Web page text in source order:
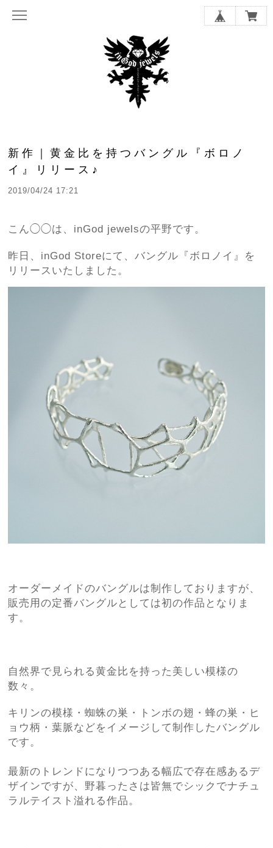
新作｜黄金比を持つバングル『ボロノ
イ』リリース♪
2019/04/24 17:21
こん◯◯は、inGod jewelsの平野です。
昨日、inGod Storeにて、バングル『ボロノイ』を
リリースいたしました。
オーダーメイドのバングルは制作しておりますが、
販売用の定番バングルとしては初の作品となりま
す。
自然界で見られる黄金比を持った美しい模様の
数々。
キリンの模様・蜘蛛の巣・トンボの翅・蜂の巣・ヒ
ョウ柄・葉脈などをイメージして制作したバングル
です。
最新のトレンドになりつつある幅広で存在感あるデ
ザインですが、野暮ったさは皆無でシックでナチュ
ラルテイスト溢れる作品。